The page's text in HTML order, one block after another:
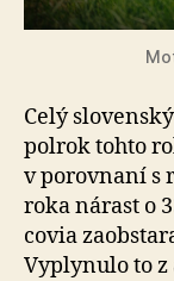
Celý
polrok tohto
v po­rov­na­ní s
roka nárast o
co­via
Vyply­nu­lo to